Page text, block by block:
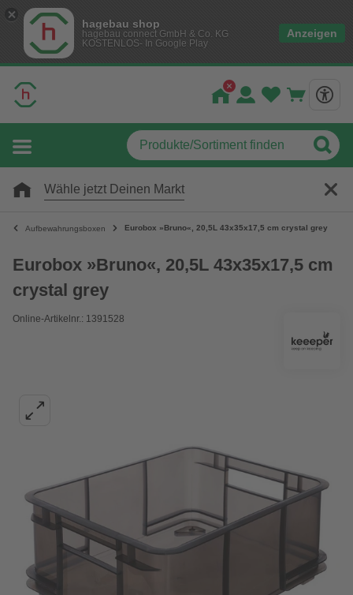
hagebau shop
hagebau connect GmbH & Co. KG
KOSTENLOS- In Google Play
Anzeigen
Wähle jetzt Deinen Markt
Aufbewahrungsboxen Eurobox »Bruno«, 20,5L 43x35x17,5 cm crystal grey
Eurobox »Bruno«, 20,5L 43x35x17,5 cm
crystal grey
Online-Artikelnr.: 1391528